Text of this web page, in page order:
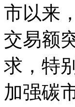
市以来
交易额
求，特
加强碳